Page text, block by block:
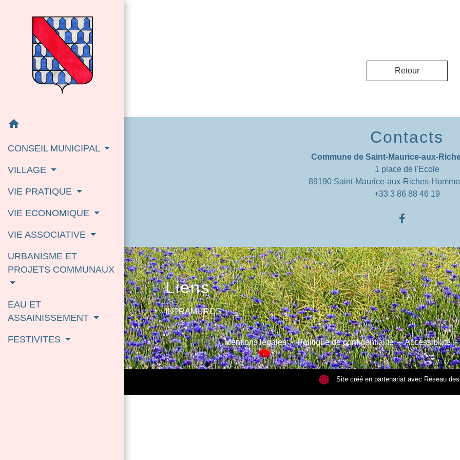
home
CONSEIL MUNICIPAL
VILLAGE
VIE PRATIQUE
VIE ECONOMIQUE
VIE ASSOCIATIVE
URBANISME ET
PROJETS COMMUNAUX
EAU ET
ASSAINISSEMENT
FESTIVITES
Retour
Contacts
Commune de Saint-Maurice-aux-
1 place de l'Ecole
89190 Saint-Maurice-aux-Riches-
+33 3 86 88 46 19
Liens
INTRAMUROS
Mentions légales - Politique de confidentialité - Accessibilité -
Site créé en partenariat avec Réseau